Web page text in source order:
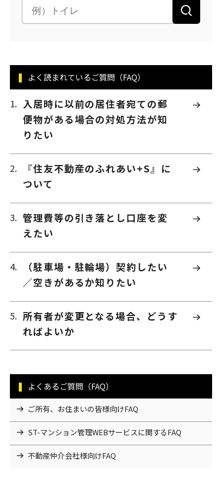
よくあるご質問（FAQ）
ご所有、お住まいの皆様向けFAQ
ST-マンション管理WEBサービスに関するFAQ
不動産仲介会社様向けFAQ
よく読まれているご質問（FAQ）
入居時に以前の居住者宛ての郵
便物がある場合の対処方法が知
りたい
『住友不動産のふれあい+S』に
ついて
管理費等の引き落とし口座を変
えたい
（駐車場・駐輪場）契約したい
／空きがあるか知りたい
所有者が変更となる場合、どうす
ればよいか